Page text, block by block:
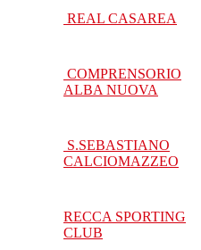
REAL CASAREA
COMPRENSORIO
ALBA NUOVA
S.SEBASTIANO
CALCIOMAZZEO
RECCA SPORTING
CLUB